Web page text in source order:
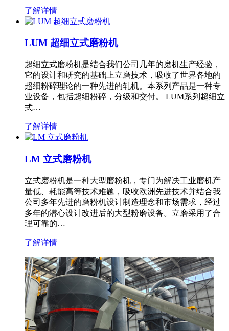
了解详情
LUM 超细立式磨粉机
超细立式磨粉机是结合我们公司几年的磨机生产经验，
它的设计和研究的基础上立磨技术，吸收了世界各地的
超细粉碎理论的一种先进的轧机。本系列产品是一种专
业设备，包括超细粉碎，分级和交付。 LUM系列超细立
式…
了解详情
LM 立式磨粉机
立式磨粉机是一种大型磨粉机，专门为解决工业磨机产
量低、耗能高等技术难题，吸收欧洲先进技术并结合我
公司多年先进的磨粉机设计制造理念和市场需求，经过
多年的潜心设计改进后的大型粉磨设备。立磨采用了合
理可靠的…
了解详情